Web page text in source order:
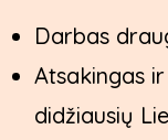
Darbas
Atsakingas
didžiausių